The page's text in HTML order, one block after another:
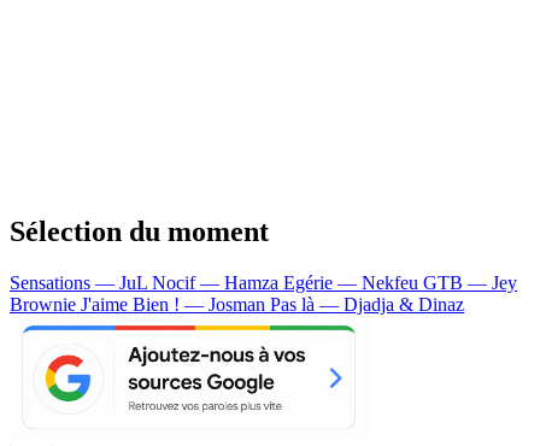
Sélection du moment
Sensations — JuL Nocif — Hamza Egérie — Nekfeu GTB — Jey
Brownie J'aime Bien ! — Josman Pas là — Djadja & Dinaz